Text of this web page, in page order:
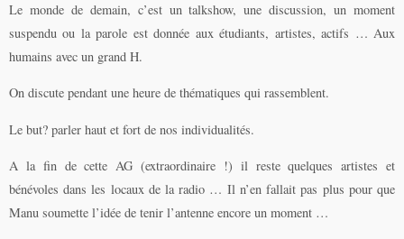
Le monde de demain, c’est un talkshow, une discussion, un moment
suspendu ou la parole est donnée aux étudiants, artistes, actifs … Aux
humains avec un grand H.
On discute pendant une heure de thématiques qui rassemblent.
Le but? parler haut et fort de nos individualités.
A la fin de cette AG (extraordinaire !) il reste quelques artistes et
bénévoles dans les locaux de la radio … Il n’en fallait pas plus pour que
Manu soumette l’idée de tenir l’antenne encore un moment …